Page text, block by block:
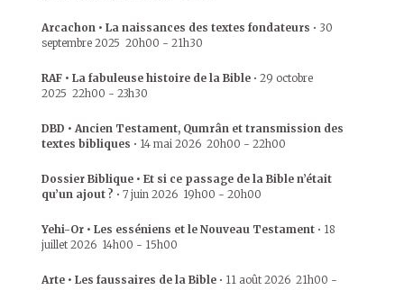
Arcachon • La naissances des textes fondateurs • 30
septembre 2025 20h00 - 21h30
RAF • La fabuleuse histoire de la Bible • 29 octobre
2025 22h00 - 23h30
DBD • Ancien Testament, Qumrân et transmission des
textes bibliques • 14 mai 2026 20h00 - 22h00
Dossier Biblique • Et si ce passage de la Bible n’était
qu’un ajout ? • 7 juin 2026 19h00 - 20h00
Yehi-Or • Les esséniens et le Nouveau Testament • 18
juillet 2026 14h00 - 15h00
Arte • Les faussaires de la Bible • 11 août 2026 21h00 -